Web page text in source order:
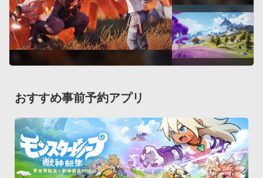
おすすめ事前予約アプリ